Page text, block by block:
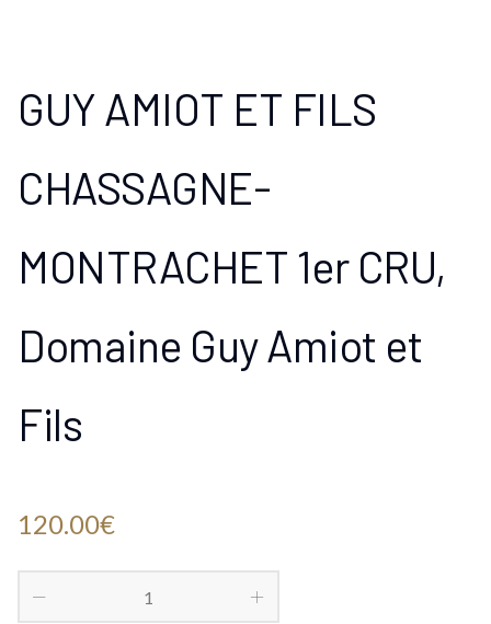
GUY AMIOT ET FILS
CHASSAGNE-
MONTRACHET 1er CRU,
Domaine Guy Amiot et
Fils
120.00€